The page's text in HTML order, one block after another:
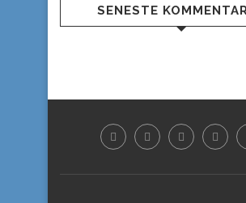
SENESTE